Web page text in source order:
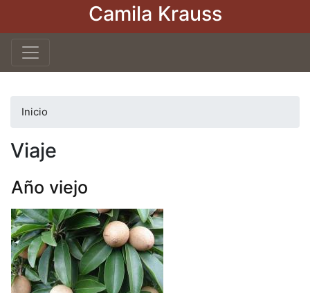
Pasar
Camila Krauss
Inicio
Viaje
Año viejo